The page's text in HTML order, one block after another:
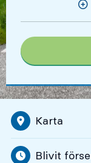
Karta
Blivit